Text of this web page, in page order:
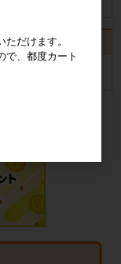
だけます。
で、都度カート